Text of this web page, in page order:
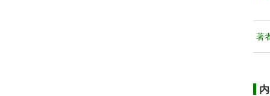
著